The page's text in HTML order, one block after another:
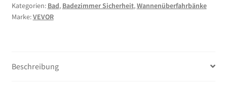
kg
Tragkraft,
Rückenlehne
Kategorien: Bad, Badezimmer Sicherheit,Wannenüberfahrbänke
Marke:VEVOR
Beschreibung